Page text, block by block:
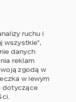
ruchu i
wszystkie”,
danych
reklam
zgodą w
w lewym
dotyczące
.